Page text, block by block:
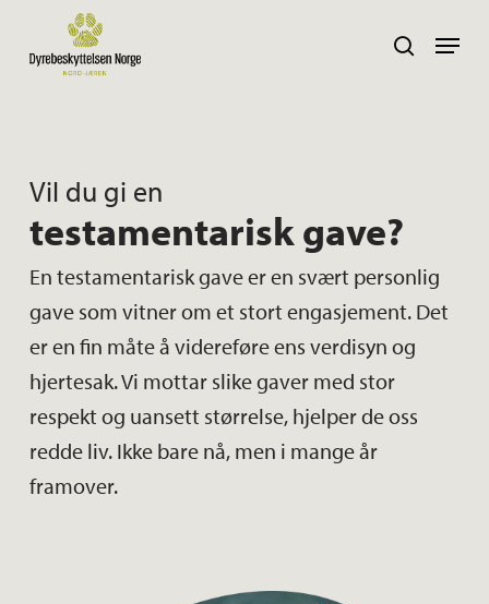
search
Vil du gi en
testamentarisk gave?
En testamentarisk gave er en svært personlig
gave som vitner om et stort engasjement. Det
er en fin måte å videreføre ens verdisyn og
hjertesak. Vi mottar slike gaver med stor
respekt og uansett størrelse, hjelper de oss
redde liv. Ikke bare nå, men i mange år
framover.